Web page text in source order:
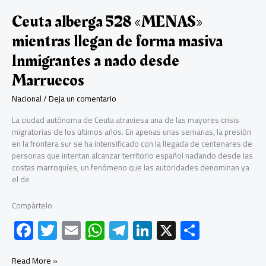
Ceuta alberga 528 «MENAS»
mientras llegan de forma masiva
Inmigrantes a nado desde
Marruecos
Nacional/Deja un comentario
La ciudad autónoma de Ceuta atraviesa una de las mayores crisis
migratorias de los últimos años. En apenas unas semanas, la presión
en la frontera sur se ha intensificado con la llegada de centenares de
personas que intentan alcanzar territorio español nadando desde las
costas marroquíes, un fenómeno que las autoridades denominan ya
el de
Compártelo
F
ac
T
wi
E
m
W
h
Te
le
Li
nk
X
Ceuta
Read More »